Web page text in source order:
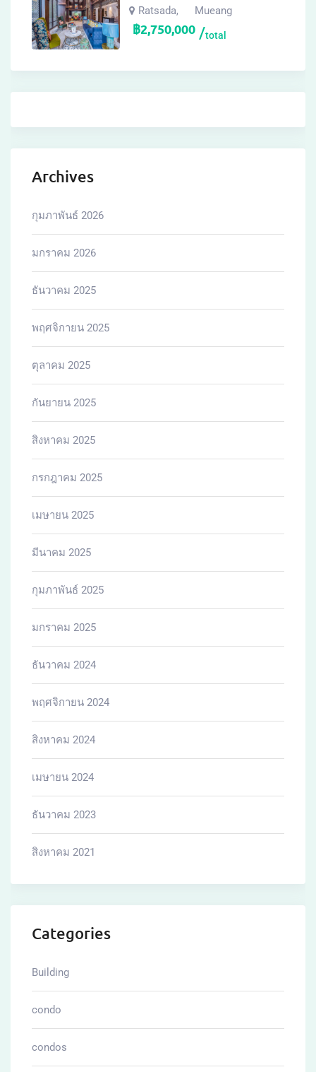
Ratsada, Mueang
฿2,750,000 total
Archives
กุมภาพันธ์ 2026
มกราคม 2026
ธันวาคม 2025
พฤศจิกายน 2025
ตุลาคม 2025
กันยายน 2025
สิงหาคม 2025
กรกฎาคม 2025
เมษายน 2025
มีนาคม 2025
กุมภาพันธ์ 2025
มกราคม 2025
ธันวาคม 2024
พฤศจิกายน 2024
สิงหาคม 2024
เมษายน 2024
ธันวาคม 2023
สิงหาคม 2021
Categories
Building
condo
condos